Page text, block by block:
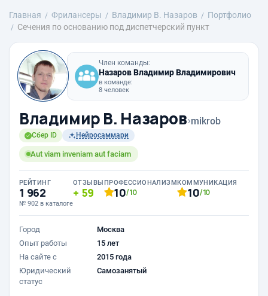
Главная Фрилансеры Владимир В. Назаров
Портфолио
Сечения по основанию под диспетчерский пункт
Член команды:
Назаров Владимир Владимирович
в команде:
8 человек
Владимир В. Назаров›mikrob
Сбер ID Нейросаммари
Aut viam inveniam aut faciam
РЕЙТИНГ
1 962
№ 902 в каталоге
ОТЗЫВЫ
59
ПРОФЕССИОНАЛИЗМ
10/10
КОММУНИКАЦИЯ
10/10
Город
Москва
Опыт работы
15 лет
На сайте с
2015 года
Юридический
статус
Самозанятый